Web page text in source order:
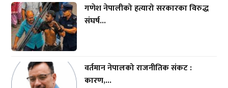
गणेश नेपालीको हत्यारो सरकारका विरुद्ध
संघर्ष...
वर्तमान नेपालको राजनीतिक संकट :
कारण,...